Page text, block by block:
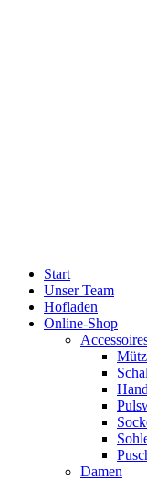
Start
Unser Team
Hofladen
Online-Shop
Damen